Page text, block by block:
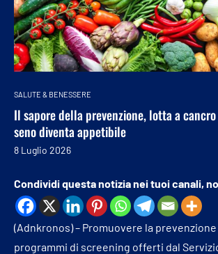
SALUTE & BENESSERE
Il sapore della prevenzione, lotta a
seno diventa appetibile
8 Luglio 2026
Condividi questa notizia nei tuoi canali,
(Adnkronos) – Promuovere la prevenzione
programmi di screening offerti dal